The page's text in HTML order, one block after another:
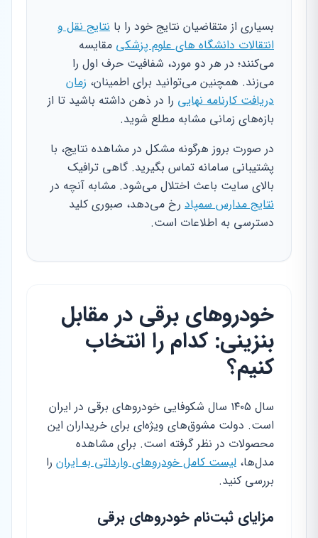
بسیاری از متقاضیان نتایج خود را با نتایج نقل و
انتقالات دانشگاه های علوم پزشکی مقایسه
می‌کنند؛ در هر دو مورد، شفافیت حرف اول را
می‌زند. همچنین می‌توانید برای اطمینان، زمان
دریافت کارنامه نهایی را در ذهن داشته باشید تا از
بازه‌های زمانی مشابه مطلع شوید.
در صورت بروز هرگونه مشکل در مشاهده نتایج، با
پشتیبانی سامانه تماس بگیرید. گاهی ترافیک
بالای سایت باعث اختلال می‌شود. مشابه آنچه در
نتایج مدارس سمپاد رخ می‌دهد، صبوری کلید
دسترسی به اطلاعات است.
خودروهای برقی در مقابل
بنزینی: کدام را انتخاب
کنیم؟
سال ۱۴۰۵ سال شکوفایی خودروهای برقی در ایران
است. دولت مشوق‌های ویژه‌ای برای خریداران این
محصولات در نظر گرفته است. برای مشاهده
مدل‌ها، لیست کامل خودروهای وارداتی به ایران را
بررسی کنید.
مزایای ثبت‌نام خودروهای برقی